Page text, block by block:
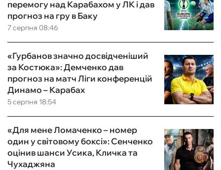
7 серпня 08:46
перемогу над Карабахом у ЛК і дав
прогноз на гру в Баку
5 серпня 18:54
«Гурбанов значно досвідченіший
за Костюка»: Демченко дав
прогноз на матч Ліги конференцій
Динамо – Карабах
«Для мене Ломаченко – номер
один у світовому боксі»: Сенченко
оцінив шанси Усика, Кличка та
Чухаджяна